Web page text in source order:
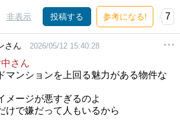
非表示 投稿する 参考になる! 7
さん 2026/05/12 15:40:28
さん
マンションを上回る魅力がある物件な
メージが悪すぎるのよ
けで嫌だって人もいるから